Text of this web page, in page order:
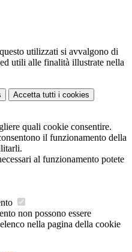
utilizzati si avvalgono di
utili alle finalità illustrate nella
Accetta tutti i cookies
quali cookie consentire.
il funzionamento della
al funzionamento potete
non possono essere
nella pagina della cookie